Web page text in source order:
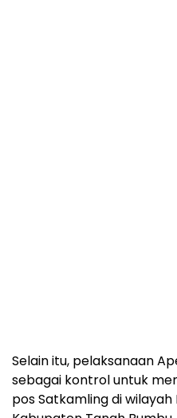
Selain itu, pelaksanaan
sebagai kontrol untuk
pos Satkamling di wilayah